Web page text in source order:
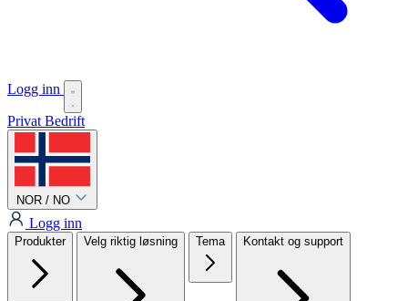
Logg inn
Privat Bedrift
NOR / NO
Logg inn
Produkter Velg riktig løsning Tema Kontakt og support